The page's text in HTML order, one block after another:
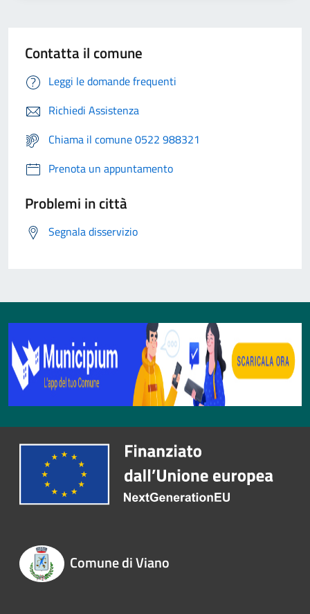
Contatta il comune
Leggi le domande frequenti
Richiedi Assistenza
Chiama il comune 0522 988321
Prenota un appuntamento
Problemi in città
Segnala disservizio
Comune di Viano